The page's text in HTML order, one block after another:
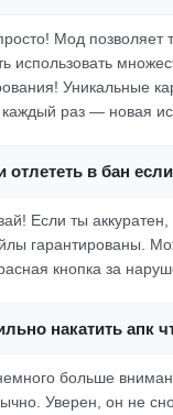
Мод позволяет
использовать
Уникальные
каждый раз — новая
отлететь в бан
Если ты
гарантированы.
кнопка за
накатить апк
больше
Уверен, он не